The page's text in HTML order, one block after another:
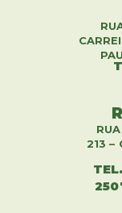
213 –